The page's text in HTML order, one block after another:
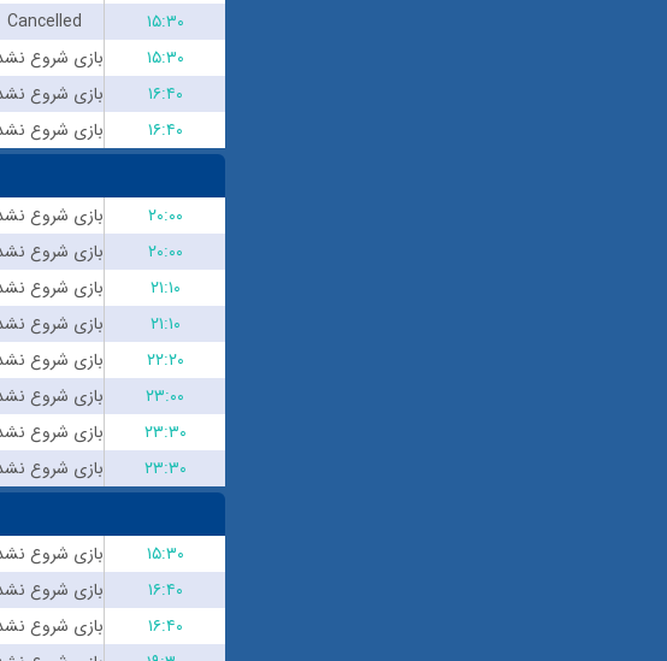
Cancelled
۱۵:۳۰
۱۵:۳۰
۱۶:۴۰
۱۶:۴۰
۲۰:۰۰
۲۰:۰۰
۲۱:۱۰
۲۱:۱۰
۲۲:۲۰
۲۳:۰۰
۲۳:۳۰
۲۳:۳۰
۱۵:۳۰
۱۶:۴۰
۱۶:۴۰